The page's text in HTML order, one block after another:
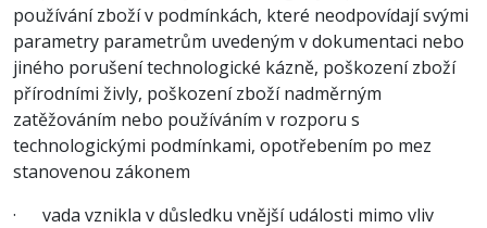
používání zboží v podmínkách, které neodpovídají svými
parametry parametrům uvedeným v dokumentaci nebo
jiného porušení technologické kázně, poškození zboží
přírodními živly, poškození zboží nadměrným
zatěžováním nebo používáním v rozporu s
technologickými podmínkami, opotřebením po mez
stanovenou zákonem
· vada vznikla v důsledku vnější události mimo vliv